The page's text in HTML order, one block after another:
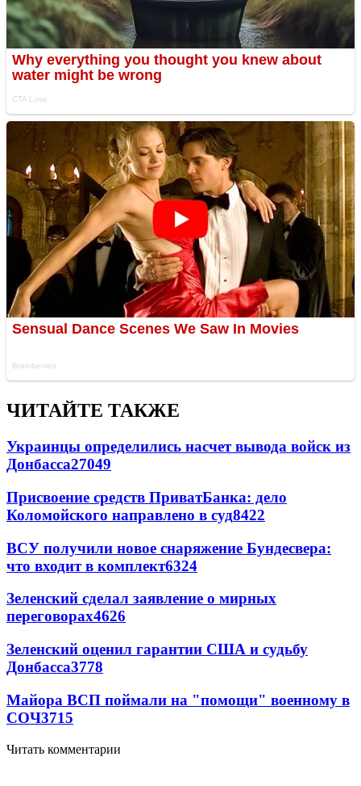
ЧИТАЙТЕ ТАКЖЕ
Украинцы определились насчет вывода войск из
Донбасса27049
Присвоение средств ПриватБанка: дело
Коломойского направлено в суд8422
ВСУ получили новое снаряжение Бундесвера:
что входит в комплект6324
Зеленский сделал заявление о мирных
переговорах4626
Зеленский оценил гарантии США и судьбу
Донбасса3778
Майора ВСП поймали на "помощи" военному в
СОЧ3715
Читать комментарии